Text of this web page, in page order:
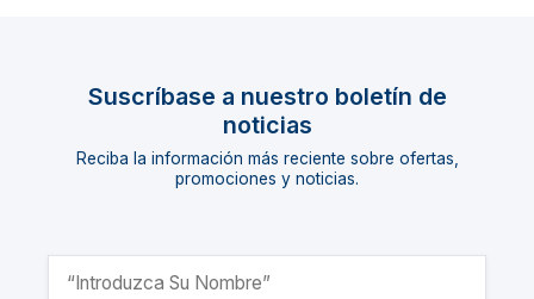
Suscríbase a nuestro boletín de
noticias
Reciba la información más reciente sobre ofertas,
promociones y noticias.